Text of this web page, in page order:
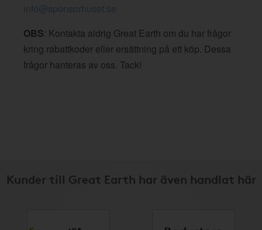
info@sponsorhuset.se
OBS: Kontakta aldrig Great Earth om du har frågor
kring rabattkoder eller ersättning på ett köp. Dessa
frågor hanteras av oss. Tack!
Kunder till Great Earth har även handlat här